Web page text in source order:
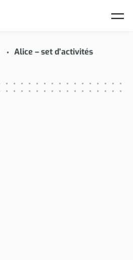
Alice – set d’activités